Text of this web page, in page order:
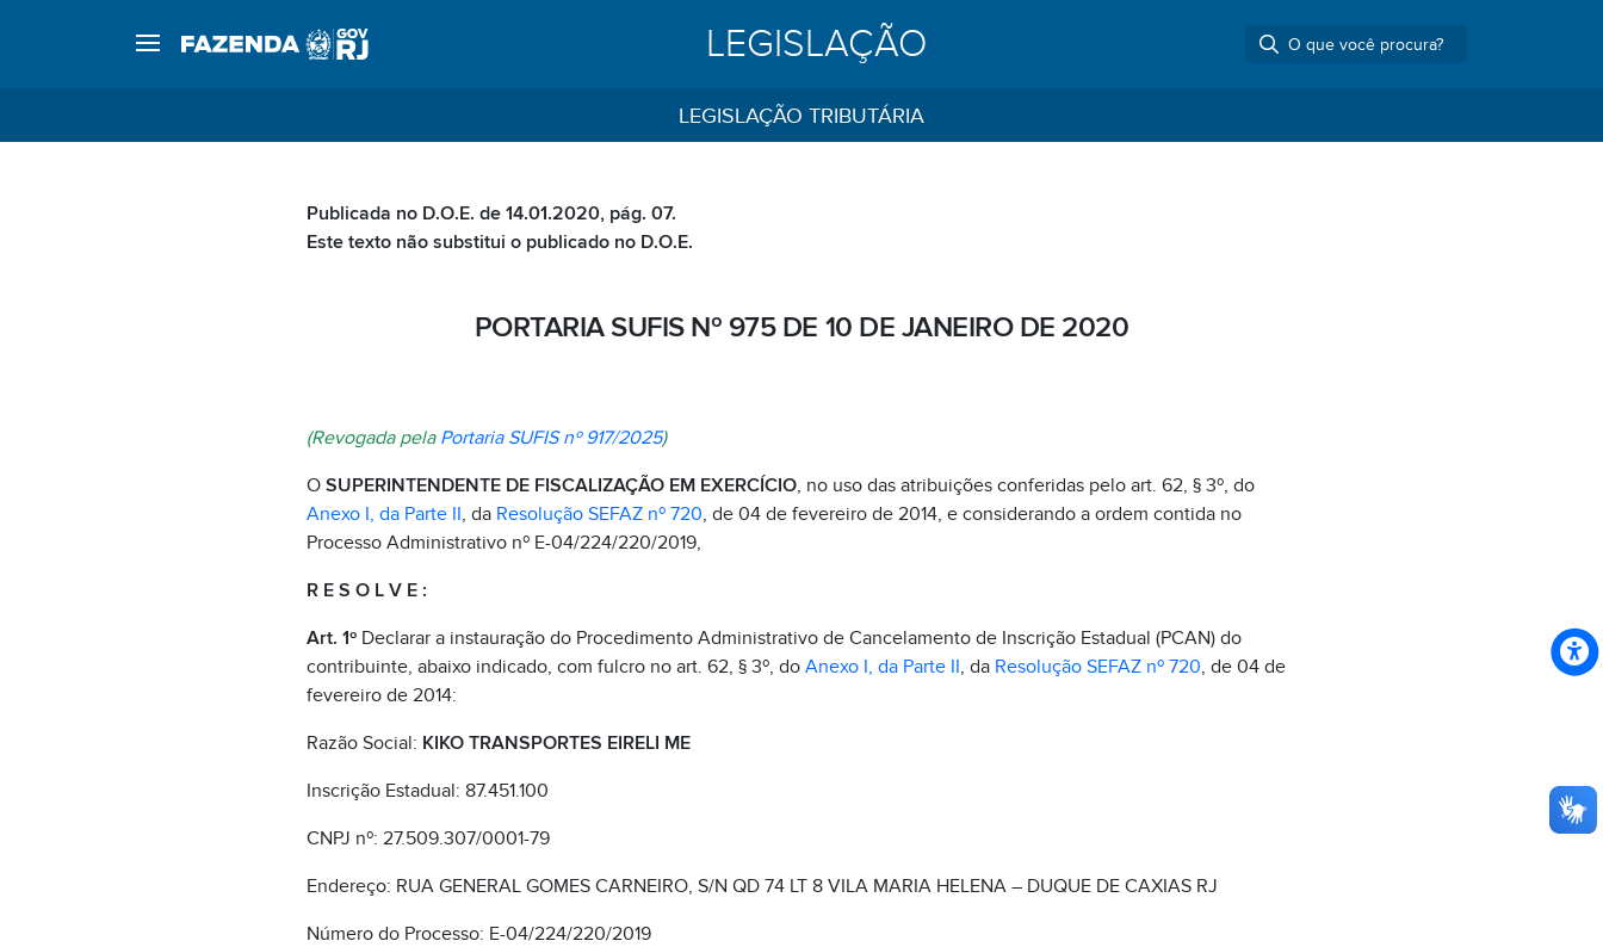
LEGISLAÇÃO
LEGISLAÇÃO TRIBUTÁRIA
Publicada no D.O.E. de 14.01.2020, pág. 07.
Este texto não substitui o publicado no D.O.E.
PORTARIA SUFIS Nº 975 DE 10 DE JANEIRO DE 2020
(Revogada pela Portaria SUFIS nº 917/2025)
O SUPERINTENDENTE DE FISCALIZAÇÃO EM EXERCÍCIO, no uso das atribuições conferidas pelo art. 62, § 3º, do
Anexo I, da Parte II, da Resolução SEFAZ nº 720, de 04 de fevereiro de 2014, e considerando a ordem contida no
Processo Administrativo nº E-04/224/220/2019,
R E S O L V E :
Art. 1º Declarar a instauração do Procedimento Administrativo de Cancelamento de Inscrição Estadual (PCAN) do
contribuinte, abaixo indicado, com fulcro no art. 62, § 3º, do Anexo I, da Parte II, da Resolução SEFAZ nº 720, de 04 de
fevereiro de 2014:
Razão Social: KIKO TRANSPORTES EIRELI ME
Inscrição Estadual: 87.451.100
CNPJ nº: 27.509.307/0001-79
Endereço: RUA GENERAL GOMES CARNEIRO, S/N QD 74 LT 8 VILA MARIA HELENA – DUQUE DE CAXIAS RJ
Número do Processo: E-04/224/220/2019